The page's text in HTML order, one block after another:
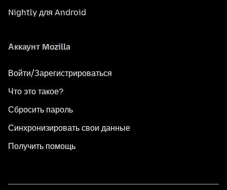
Nightly для Android
Аккаунт Mozilla
Войти/Зарегистрироваться
Что это такое?
Сбросить пароль
Синхронизировать свои данные
Получить помощь